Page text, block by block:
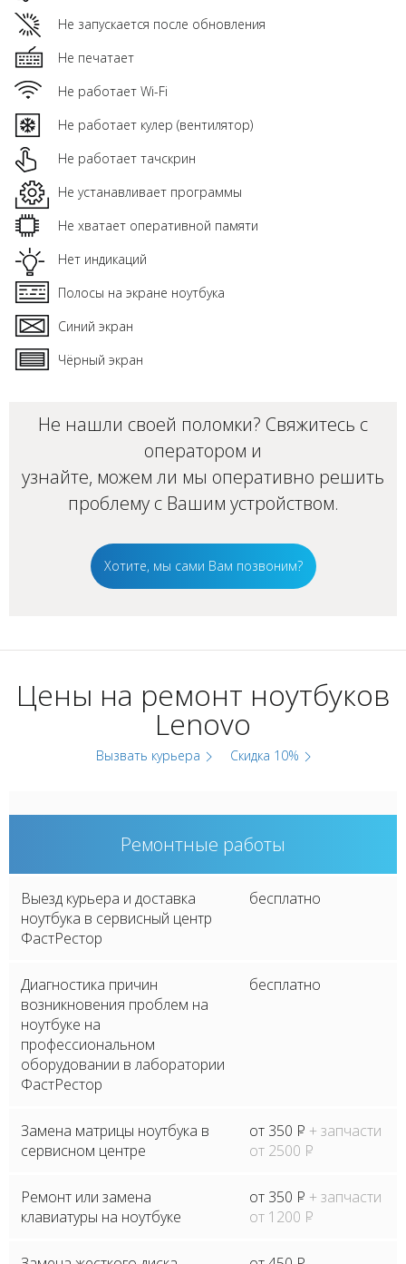
Не запускается после обновления
Не печатает
Не работает Wi-Fi
Не работает кулер (вентилятор)
Не работает тачскрин
Не устанавливает программы
Не хватает оперативной памяти
Нет индикаций
Полосы на экране ноутбука
Синий экран
Чёрный экран
Не нашли своей поломки? Свяжитесь с
оператором и
узнайте, можем ли мы оперативно решить
проблему с Вашим устройством.
Хотите, мы сами Вам позвоним?
Цены на ремонт ноутбуков
Lenovo
Вызвать курьера Скидка 10%
Ремонтные работы
Выезд курьера и доставка
ноутбука в сервисный центр
ФастРестор
бесплатно
Диагностика причин
возникновения проблем на
ноутбуке на
профессиональном
оборудовании в лаборатории
ФастРестор
бесплатно
Замена матрицы ноутбука в
сервисном центре
от 350 P + запчасти
от 2500 P
Ремонт или замена
клавиатуры на ноутбуке
от 350 P + запчасти
от 1200 P